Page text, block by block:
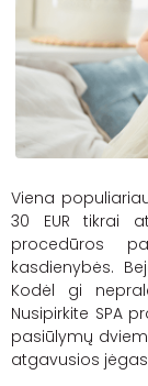
Viena
30 EUR tikrai
procedūros
kasdienybės.
Kodėl gi
Nusipirkite SPA
pasiūlymų
atgavusios